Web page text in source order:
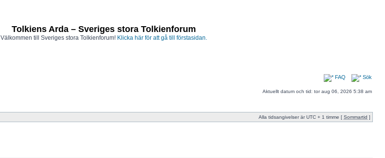
Tolkiens Arda – Sveriges stora Tolkienforum
Välkommen till Sveriges stora Tolkienforum! Klicka här för att gå till förstasidan.
FAQ Sök
Aktuellt datum och tid: tor aug 06, 2026 5:38 am
Alla tidsangivelser är UTC + 1 timme [ Sommartid ]